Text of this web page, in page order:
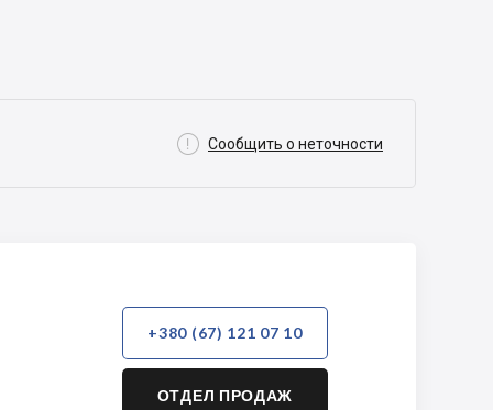
 Сообщить о неточности
+380 (67) 121 07 10
ОТДЕЛ ПРОДАЖ